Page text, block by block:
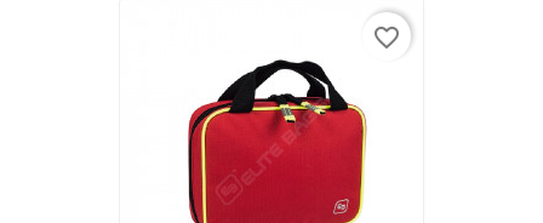
favorite_border